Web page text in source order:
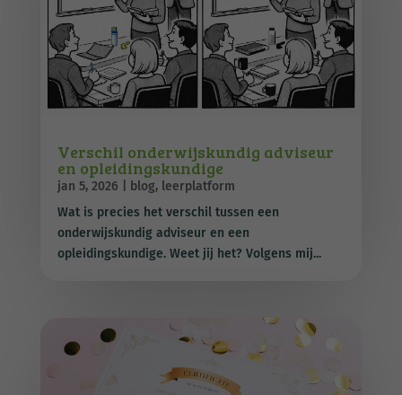
Verschil onderwijskundig adviseur
en opleidingskundige
jan 5, 2026 blog, leerplatform
Wat is precies het verschil tussen een
onderwijskundig adviseur en een
opleidingskundige. Weet jij het? Volgens mij...